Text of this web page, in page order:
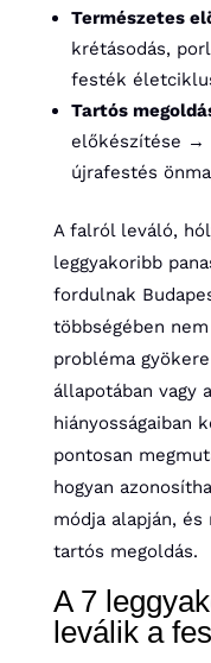
Természetes
krétásodás,
festék
Tartós
előkészítése →
újrafestés
A falról leváló,
leggyakoribb
fordulnak
többségében
probléma
állapotában vagy
hiányosságaiban
pontosan
hogyan
módja alapján,
tartós megoldás.
A 7
leválik a